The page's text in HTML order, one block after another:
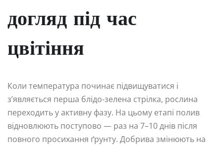
догляд під час
цвітіння
Коли температура починає підвищуватися і
з’являється перша блідо-зелена стрілка, рослина
переходить у активну фазу. На цьому етапі полив
відновлюють поступово — раз на 7–10 днів після
повного просихання ґрунту. Добрива змінюють на